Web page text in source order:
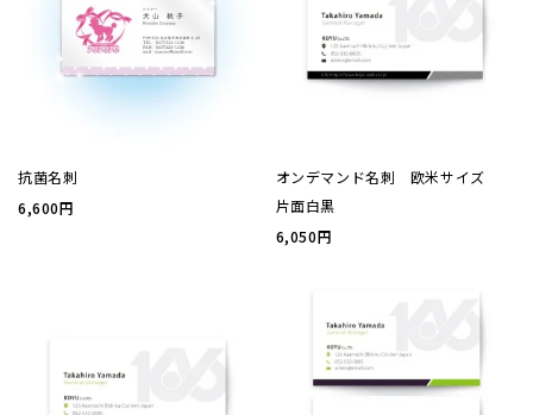
抗菌名刺
6,600円
オンデマンド名刺 欧米サイズ
片面白黒
6,050円